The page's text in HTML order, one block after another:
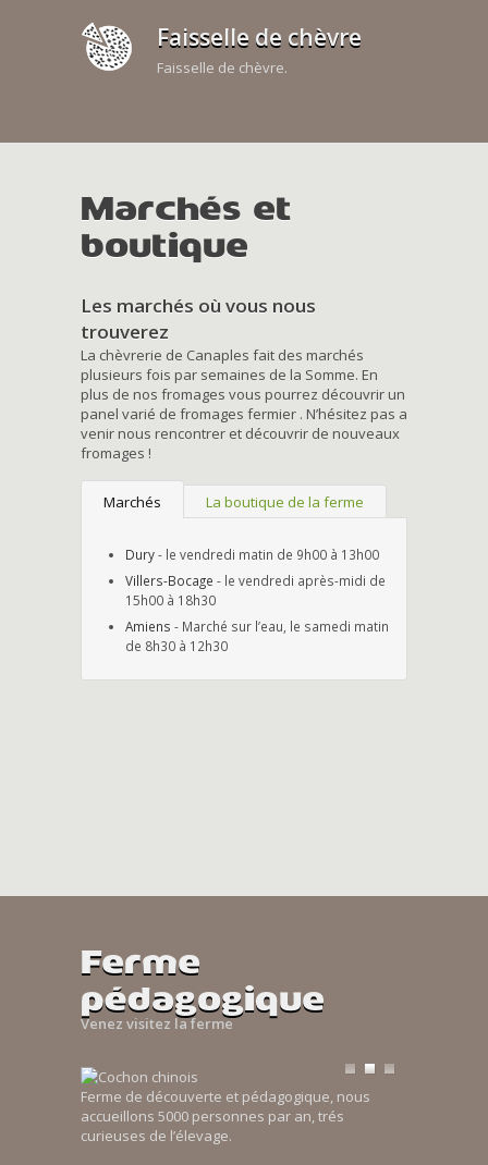
Faisselle de chèvre
Faisselle de chèvre.
Marchés et
boutique
Les marchés où vous nous
trouverez
La chèvrerie de Canaples fait des marchés
plusieurs fois par semaines de la Somme. En
plus de nos fromages vous pourrez découvrir un
panel varié de fromages fermier . N’hésitez pas a
venir nous rencontrer et découvrir de nouveaux
fromages !
Marchés La boutique de la ferme
Dury- le vendredi matin de 9h00 à 13h00
Villers-Bocage - le vendredi après-midi de
15h00 à 18h30
Amiens - Marché sur l’eau, le samedi matin
de 8h30 à 12h30
Ferme
pédagogique
Venez visitez la ferme
Ferme de découverte et pédagogique, nous
accueillons 5000 personnes par an, trés
curieuses de l’élevage.